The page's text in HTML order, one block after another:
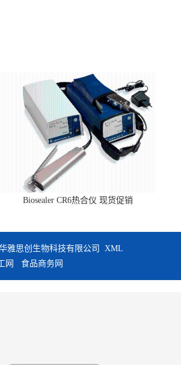
Biosealer CR6热合仪 现货促销
华雅思创生物科技有限公司
XML
网 食品商务网